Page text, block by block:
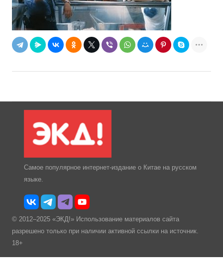
Самое популярное интернет-издание о Китае на русском
языке.
© 2012–2025 «ЭКД!» Использование материалов сайта
разрешено только при наличии активной ссылки на источник.
18+